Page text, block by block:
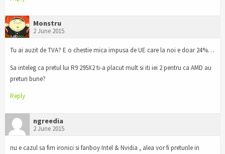
Monstru
2 June 2015
Tu ai auzit de TVA? E o chestie mica impusa de UE care la noi e doar 24%…
Sa inteleg ca pretul lui R9 295X2 ti-a placut mult si iti iei 2 pentru ca AMD au
preturi bune?
Reply
ngreedia
2 June 2015
nu e cazul sa fim ironici si fanboy Intel & Nvidia , alea vor fi preturile in